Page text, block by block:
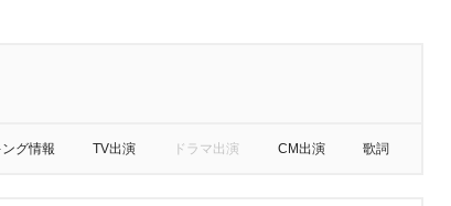
グ情報 TV出演 ドラマ出演 CM出演 歌詞